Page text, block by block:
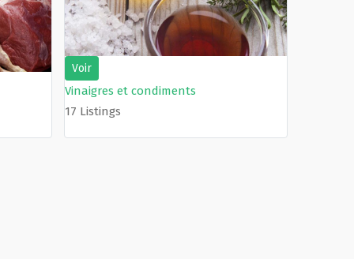
Voir
Vinaigres et condiments
17 Listings